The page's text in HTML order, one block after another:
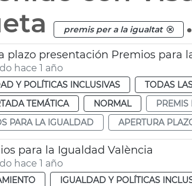
premis per a la igualtat .
plazo presentación Premios para
hace 1 año
Y POLÍTICAS INCLUSIVAS TODAS
TEMÁTICA
NORMAL PREMIS
PARA LA IGUALDAD
APERTURA
para la Igualdad València
hace 1 año
IGUALDAD Y POLÍTICAS